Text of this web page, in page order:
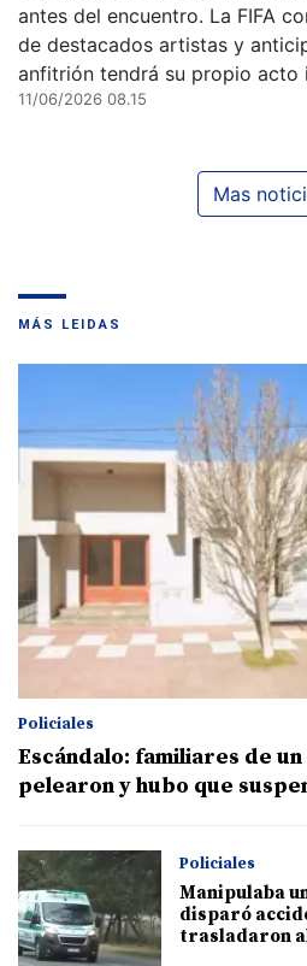
antes del encuentro. La FIFA
de destacados artistas y
anfitrión tendrá su propio acto
11/06/2026 08.15
Mas
MÁS LEIDAS
Policiales
Escándalo: familiares de
pelearon y hubo que
Policiales
Manipulaba
disparó
trasladaron